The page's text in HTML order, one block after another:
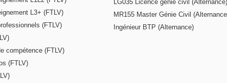
L3+ (FTLV)
(FTLV)
compétence (FTLV)
(FTLV)
LG035 Licence génie civil (Alternance)
MR155 Master Génie Civil
Ingénieur BTP (Alternance)